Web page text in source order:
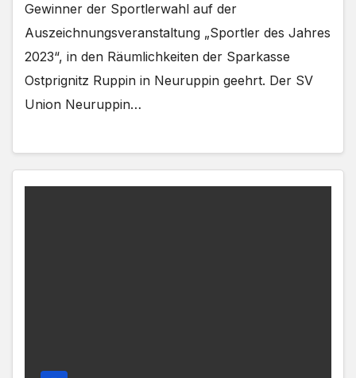
Gewinner der Sportlerwahl auf der
Auszeichnungsveranstaltung „Sportler des Jahres
2023“, in den Räumlichkeiten der Sparkasse
Ostprignitz Ruppin in Neuruppin geehrt. Der SV
Union Neuruppin…